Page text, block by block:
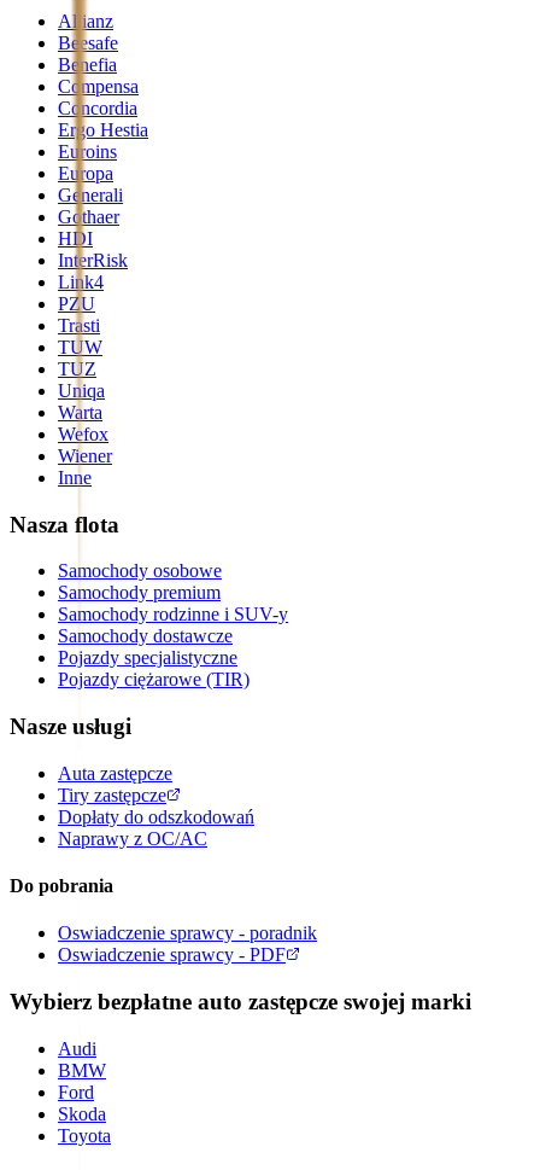
Allianz
Beesafe
Benefia
Compensa
Concordia
Ergo Hestia
Euroins
Europa
Generali
Gothaer
HDI
InterRisk
Link4
PZU
Trasti
TUW
TUZ
Uniqa
Warta
Wefox
Wiener
Inne
Nasza flota
Samochody osobowe
Samochody premium
Samochody rodzinne i SUV-y
Samochody dostawcze
Pojazdy specjalistyczne
Pojazdy ciężarowe (TIR)
Nasze usługi
Auta zastępcze
Tiry zastępcze
Dopłaty do odszkodowań
Naprawy z OC/AC
Do pobrania
Oswiadczenie sprawcy - poradnik
Oswiadczenie sprawcy - PDF
Wybierz bezpłatne auto zastępcze swojej marki
Audi
BMW
Ford
Skoda
Toyota